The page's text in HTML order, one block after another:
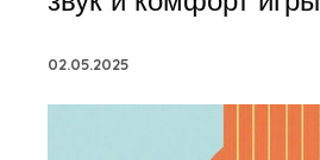
02.05.2025